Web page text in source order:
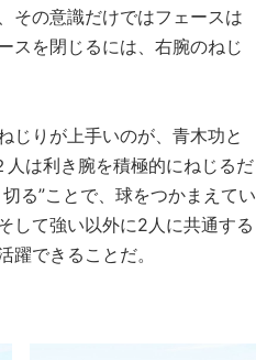
その意識だけではフェースは
スを閉じるには、右腕のねじ
じりが上手いのが、青木功と
は利き腕を積極的にねじるだ
る”ことで、球をつかまえてい
して強い以外に2人に共通する
躍できることだ。